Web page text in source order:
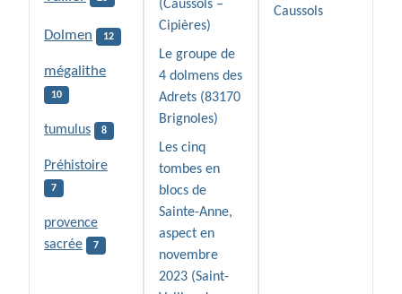
Dolmen 12
mégalithe
10
tumulus 8
Préhistoire
7
provence
sacrée
7
(Caussols –
Cipières)
Le groupe de
4 dolmens des
Adrets (83170
Brignoles)
Les cinq
tombes en
blocs de
Sainte-Anne,
aspect en
novembre
2023 (Saint-
Caussols